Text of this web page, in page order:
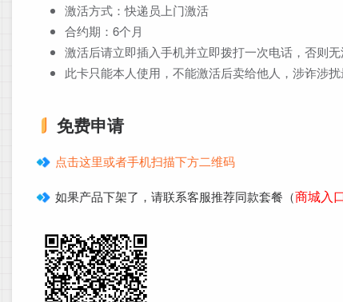
激活方式：快递员上门激活
合约期：6个月
激活后请立即插入手机并立即拨打一次电话，否则
此卡只能本人使用，不能激活后卖给他人，涉诈涉
免费申请
点击这里或者手机扫描下方二维码
如果产品下架了，请联系客服推荐同款套餐（商城入